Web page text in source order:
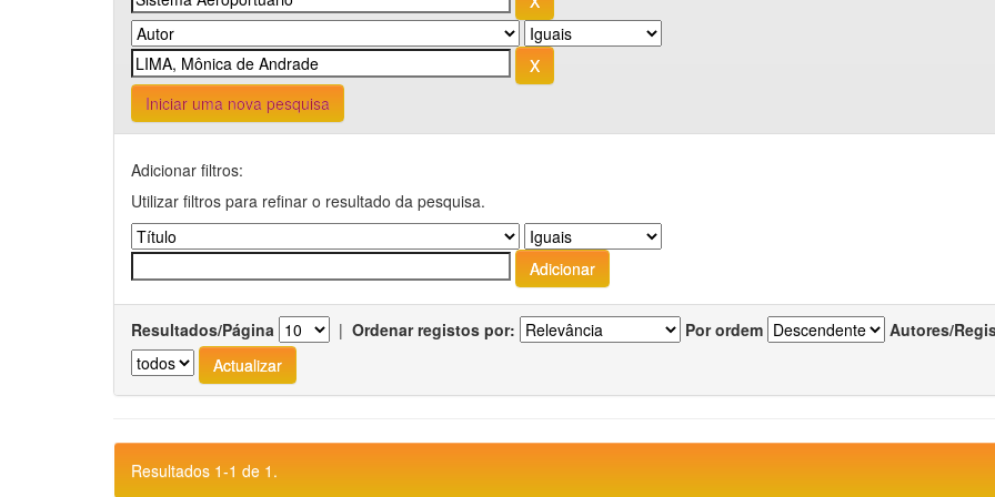
Iniciar uma nova pesquisa
Adicionar filtros:
Utilizar filtros para refinar o resultado da pesquisa.
Resultados/Página | Ordenar registos por: Por ordem Autores/
Resultados 1-1 de 1.